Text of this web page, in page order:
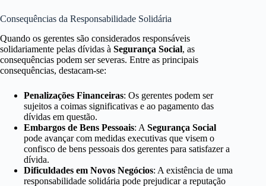
Consequências da Responsabilidade Solidária
Quando os gerentes são considerados responsáveis
solidariamente pelas dívidas à Segurança Social, as
consequências podem ser severas. Entre as principais
consequências, destacam-se:
Penalizações Financeiras: Os gerentes podem ser
sujeitos a coimas significativas e ao pagamento das
dívidas em questão.
Embargos de Bens Pessoais: A Segurança Social
pode avançar com medidas executivas que visem o
confisco de bens pessoais dos gerentes para satisfazer a
dívida.
Dificuldades em Novos Negócios: A existência de uma
responsabilidade solidária pode prejudicar a reputação